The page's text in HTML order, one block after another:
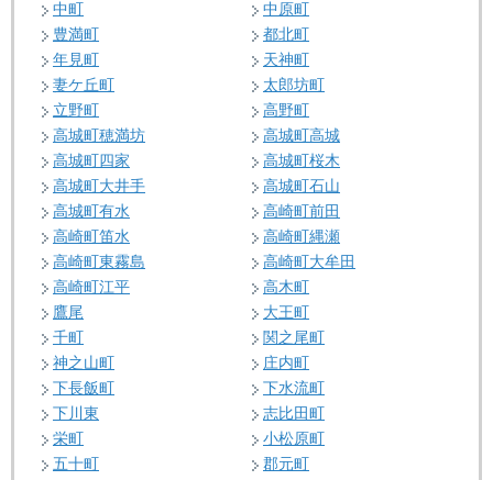
中町
中原町
豊満町
都北町
年見町
天神町
妻ケ丘町
太郎坊町
立野町
高野町
高城町穂満坊
高城町高城
高城町四家
高城町桜木
高城町大井手
高城町石山
高城町有水
高崎町前田
高崎町笛水
高崎町縄瀬
高崎町東霧島
高崎町大牟田
高崎町江平
高木町
鷹尾
大王町
千町
関之尾町
神之山町
庄内町
下長飯町
下水流町
下川東
志比田町
栄町
小松原町
五十町
郡元町